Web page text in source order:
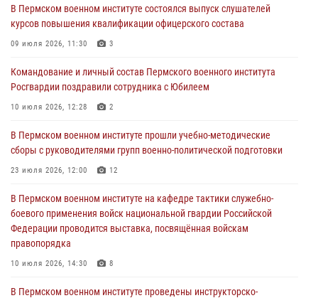
правопорядка
10 июля 2026, 14:30 8
Росгвардии поздравили сотрудника с Юбилеем
10 июля 2026, 12:28 2
курсов повышения квалификации офицерского состава
09 июля 2026, 11:30 3
по набору абитуриентов из числа граждан, прошедших и не
проходивших военную службу
08 июля 2026, 09:36 2
Военнослужащие Пермского военного института приняли участие в
боксу
В Пермском военном институте состоялся выпуск слушателей
курсов повышения квалификации офицерского состава
09 июля 2026, 11:30 3
Командование и личный состав Пермского военного института
Росгвардии поздравили сотрудника с Юбилеем
10 июля 2026, 12:28 2
В Пермском военном институте прошли учебно-методические
сборы с руководителями групп военно-политической подготовки
23 июля 2026, 12:00 12
В Пермском военном институте на кафедре тактики служебно-
боевого применения войск национальной гвардии Российской
Федерации проводится выставка, посвящённая войскам
правопорядка
10 июля 2026, 14:30 8
В Пермском военном институте проведены инструкторско-